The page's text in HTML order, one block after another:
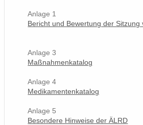
Anlage 1
Bericht und Bewertung der Sitzung
Anlage 3
Maßnahmenkatalog
Anlage 4
Medikamentenkatalog
Anlage 5
Besondere Hinweise der ÄLRD